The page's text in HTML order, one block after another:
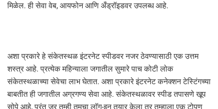
मिळेल. ही सेवा वेब, आयफोन आणि अँड्रॉइडवर उपलब्ध आहे.
अशा प्रकारे हे संकेतस्थळ इंटरनेट स्पीडवर नजर ठेवण्यासाठी एक उत्तम
शस्त्र आहे. प्रत्येक महिन्याला जगातील सुमारे पाच कोटी लोक
संकेतस्थळाच्या सेवेचा लाभ घेतात. अशा प्रकारे इंटरनेट कनेक्शन टेस्टिंगच्या
बाबतीत ही जगातील अग्रगण्य सेवा आहे. संकेतस्थळावर स्पीड तपासणे खूप
सोपे आहे, परंतु जर तुम्ही तुमचा लॉग-इन तयार केला तर तुम्हाला एक टोपण